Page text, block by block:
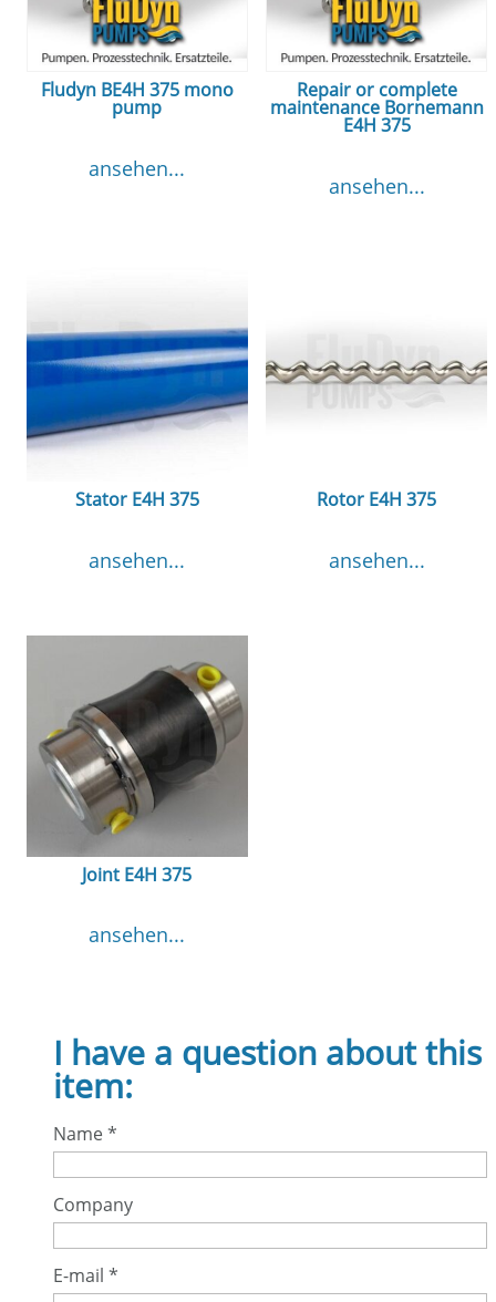
Fludyn BE4H 375 mono
pump
ansehen...
Repair or complete
maintenance Bornemann
E4H 375
ansehen...
Stator E4H 375
ansehen...
Rotor E4H 375
ansehen...
Joint E4H 375
ansehen...
I have a question about this
item:
Name*
Company
E-mail *